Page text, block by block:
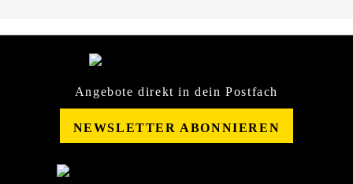
Angebote direkt in dein Postfach
NEWSLETTER ABONNIEREN